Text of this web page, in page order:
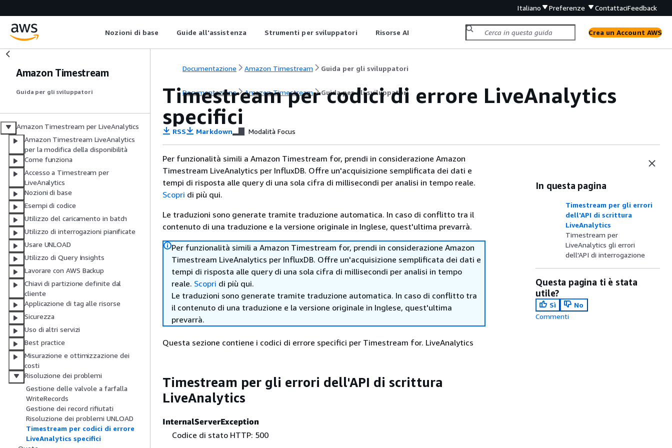
Italiano Preferenze ContattaciFeedback
Nozioni di base Guide all'assistenza Strumenti per sviluppatori Risorse AI Crea un Account AWS
Amazon Timestream
Guida per gli sviluppatori
Amazon Timestream per LiveAnalytics
Amazon Timestream LiveAnalytics
per la modifica della disponibilità
Come funziona
Accesso a Timestream per
LiveAnalytics
Nozioni di base
Esempi di codice
Utilizzo del caricamento in batch
Utilizzo di interrogazioni pianificate
Usare UNLOAD
Utilizzo di Query Insights
Lavorare con AWS Backup
Chiavi di partizione definite dal
cliente
Applicazione di tag alle risorse
Sicurezza
Uso di altri servizi
Best practice
Misurazione e ottimizzazione dei
costi
Risoluzione dei problemi
Gestione delle valvole a farfalla
WriteRecords
Gestione dei record rifiutati
Risoluzione dei problemi UNLOAD
Timestream per codici di errore
LiveAnalytics specifici
Documentazione Amazon Timestream Guida per gli sviluppatori
Documentazione Amazon Timestream Guida per gli sviluppatori
Timestream per codici di errore LiveAnalytics
specifici
RSS Markdown Modalità Focus
Per funzionalità simili a Amazon Timestream for, prendi in considerazione Amazon
Timestream LiveAnalytics per InfluxDB. Offre un'acquisizione semplificata dei dati e
tempi di risposta alle query di una sola cifra di millisecondi per analisi in tempo reale.
Scopri di più qui.
Le traduzioni sono generate tramite traduzione automatica. In caso di conflitto tra il
contenuto di una traduzione e la versione originale in Inglese, quest'ultima prevarrà.
Per funzionalità simili a Amazon Timestream for, prendi in considerazione Amazon
Timestream LiveAnalytics per InfluxDB. Offre un'acquisizione semplificata dei dati e
tempi di risposta alle query di una sola cifra di millisecondi per analisi in tempo
reale. Scopri di più qui.
Le traduzioni sono generate tramite traduzione automatica. In caso di conflitto tra
il contenuto di una traduzione e la versione originale in Inglese, quest'ultima
prevarrà.
Questa sezione contiene i codici di errore specifici per Timestream for. LiveAnalytics
Timestream per gli errori dell'API di scrittura
LiveAnalytics
InternalServerException
Codice di stato HTTP: 500
In questa pagina
Timestream per gli errori
dell'API di scrittura
LiveAnalytics
Timestream per
LiveAnalytics gli errori
dell'API di interrogazione
Questa pagina ti è stata
utile?
Sì
No
Commenti